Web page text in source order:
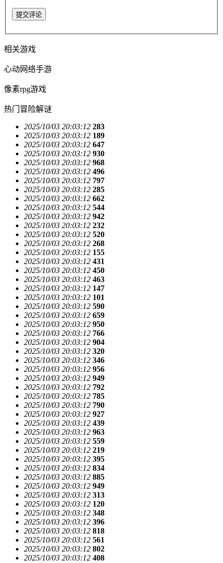
提交评论
相关游戏
心动网络手游
像素rpg游戏
热门冒险解谜
2025/10/03 20:03:12 283
2025/10/03 20:03:12 189
2025/10/03 20:03:12 647
2025/10/03 20:03:12 930
2025/10/03 20:03:12 968
2025/10/03 20:03:12 496
2025/10/03 20:03:12 797
2025/10/03 20:03:12 285
2025/10/03 20:03:12 662
2025/10/03 20:03:12 544
2025/10/03 20:03:12 942
2025/10/03 20:03:12 232
2025/10/03 20:03:12 520
2025/10/03 20:03:12 268
2025/10/03 20:03:12 155
2025/10/03 20:03:12 431
2025/10/03 20:03:12 450
2025/10/03 20:03:12 463
2025/10/03 20:03:12 147
2025/10/03 20:03:12 101
2025/10/03 20:03:12 590
2025/10/03 20:03:12 659
2025/10/03 20:03:12 950
2025/10/03 20:03:12 766
2025/10/03 20:03:12 904
2025/10/03 20:03:12 320
2025/10/03 20:03:12 346
2025/10/03 20:03:12 956
2025/10/03 20:03:12 949
2025/10/03 20:03:12 792
2025/10/03 20:03:12 785
2025/10/03 20:03:12 790
2025/10/03 20:03:12 927
2025/10/03 20:03:12 439
2025/10/03 20:03:12 963
2025/10/03 20:03:12 559
2025/10/03 20:03:12 219
2025/10/03 20:03:12 395
2025/10/03 20:03:12 834
2025/10/03 20:03:12 885
2025/10/03 20:03:12 949
2025/10/03 20:03:12 313
2025/10/03 20:03:12 120
2025/10/03 20:03:12 348
2025/10/03 20:03:12 396
2025/10/03 20:03:12 818
2025/10/03 20:03:12 561
2025/10/03 20:03:12 802
2025/10/03 20:03:12 408